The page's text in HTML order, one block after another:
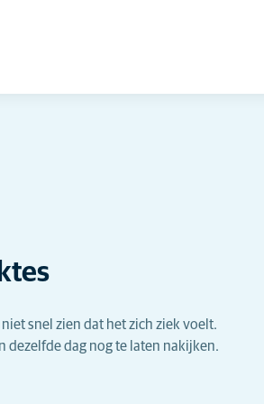
snel zien dat het zich ziek voelt.
dezelfde dag nog te laten nakijken.